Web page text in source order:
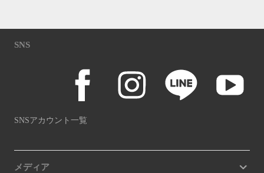
SNS
SNSアカウント一覧
メディア